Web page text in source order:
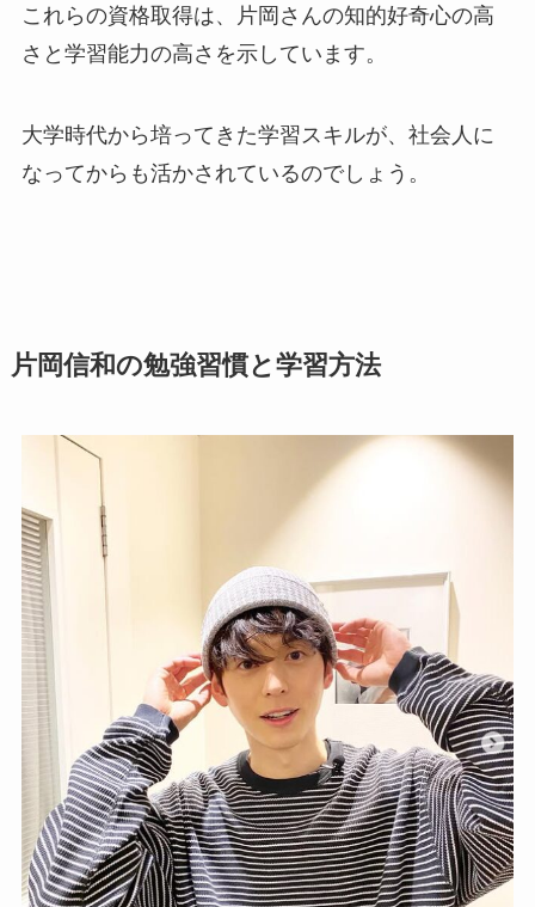
これらの資格取得は、片岡さんの知的好奇心の高
さと学習能力の高さを示しています。
大学時代から培ってきた学習スキルが、社会人に
なってからも活かされているのでしょう。
片岡信和の勉強習慣と学習方法